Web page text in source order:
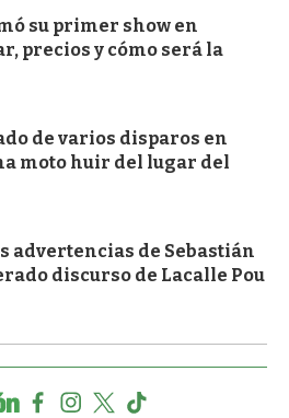
su primer show en
precios y cómo será la
de varios disparos en
moto huir del lugar del
advertencias de Sebastián
discurso de Lacalle Pou